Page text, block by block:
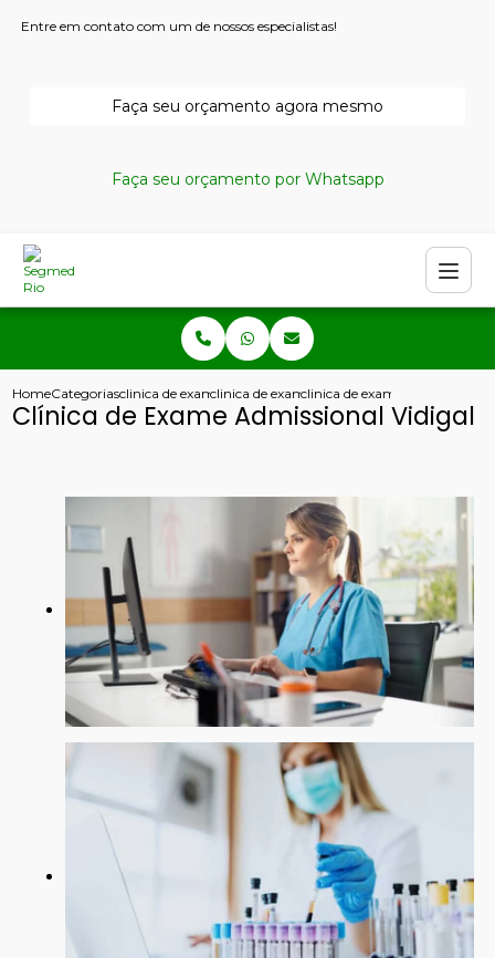
Entre em contato com um de nossos especialistas!
Faça seu orçamento agora mesmo
Faça seu orçamento por Whatsapp
HomeCategoriasclinica de exames admissionais
clinica de exame admissional rio de janeiro
clinica de exame admissional
Clínica de Exame Admissional Vidigal